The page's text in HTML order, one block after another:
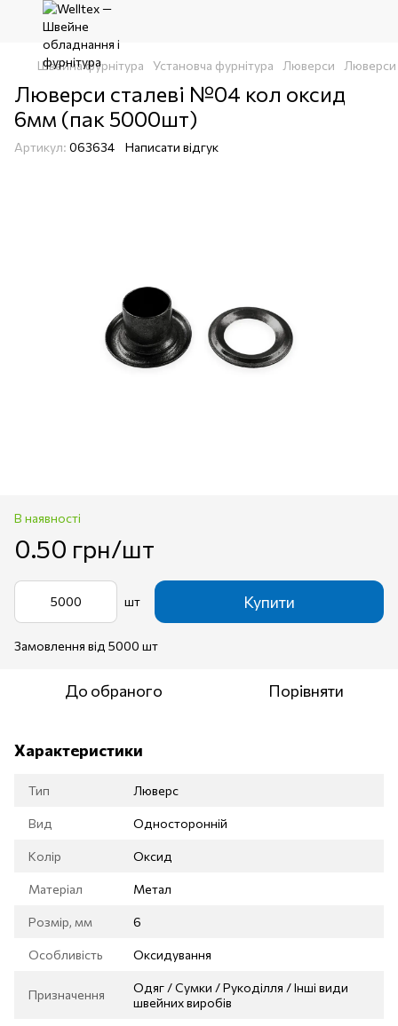
Швейна фурнітура Установча фурнітура Люверси Люверси
Люверси сталеві №04 кол оксид
6мм (пак 5000шт)
Артикул: 063634 Написати відгук
В наявності
0.50 грн/шт
шт Купити
Замовлення від 5000 шт
До обраного Порівняти
Характеристики
Тип Люверс
Вид Односторонній
Колір Оксид
Матеріал Метал
Розмір, мм 6
Особливість Оксидування
Призначення
Одяг / Сумки / Рукоділля / Інші види
швейних виробів